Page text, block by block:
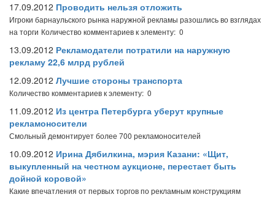
17.09.2012 Проводить нельзя отложить
Игроки барнаульского рынка наружной рекламы разошлись во взглядах
на торги Количество комментариев к элементу: 0
13.09.2012 Рекламодатели потратили на наружную
рекламу 22,6 млрд рублей
12.09.2012 Лучшие стороны транспорта
Количество комментариев к элементу: 0
11.09.2012 Из центра Петербурга уберут крупные
рекламоносители
Смольный демонтирует более 700 рекламоносителей
10.09.2012 Ирина Дябилкина, мэрия Казани: «Щит,
выкупленный на честном аукционе, перестает быть
дойной коровой»
Какие впечатления от первых торгов по рекламным конструкциям